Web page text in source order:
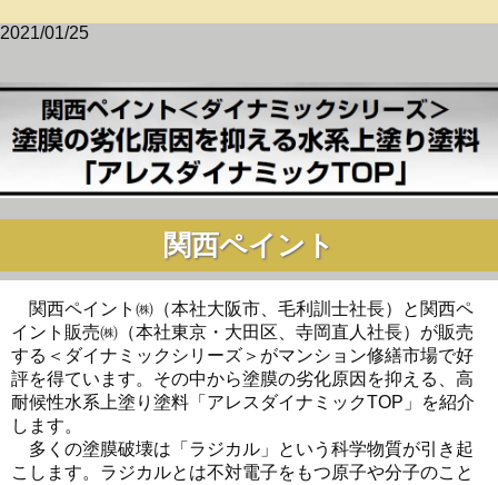
2021/01/25
関西ペイント
関西ペイント㈱（本社大阪市、毛利訓士社長）と関西ペ
イント販売㈱（本社東京・大田区、寺岡直人社長）が販売
する＜ダイナミックシリーズ＞がマンション修繕市場で好
評を得ています。その中から塗膜の劣化原因を抑える、高
耐候性水系上塗り塗料「アレスダイナミックTOP」を紹介
します。
多くの塗膜破壊は「ラジカル」という科学物質が引き起
こします。ラジカルとは不対電子をもつ原子や分子のこと